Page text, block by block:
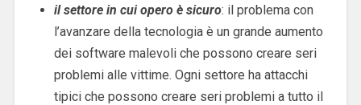
il settore in cui opero è sicuro: il problema con
l’avanzare della tecnologia è un grande aumento
dei software malevoli che possono creare seri
problemi alle vittime. Ogni settore ha attacchi
tipici che possono creare seri problemi a tutto il